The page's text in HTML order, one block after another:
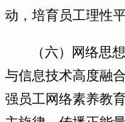
动，培育员工理性
（六）网络思
与信息技术高度融
强员工网络素养教